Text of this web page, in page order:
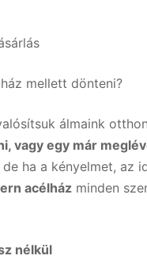
mellett dönteni?
álmaink
vagy egy már
ha a kényelmet, az
acélház minden
nélkül